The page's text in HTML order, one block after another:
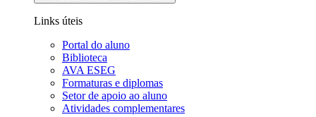
Links úteis
Portal do aluno
Biblioteca
AVA ESEG
Formaturas e diplomas
Setor de apoio ao aluno
Atividades complementares